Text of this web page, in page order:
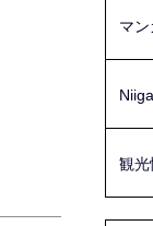
マ
観光